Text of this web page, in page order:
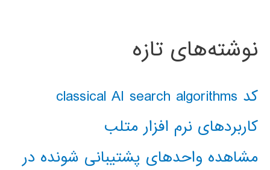
نوشته‌های تازه
کد classical AI search algorithms
کاربردهای نرم افزار متلب
مشاهده واحدهای پشتیبانی شونده در